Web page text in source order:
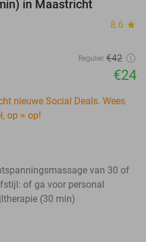
in Maastricht
8.6 star
Regulier €42
€24
nieuwe Social Deals. Wees
op = op!
van 30 of
of ga voor personal
(30 min)